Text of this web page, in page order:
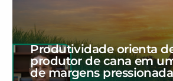
Produtividade orienta
produtor de cana em
de margens